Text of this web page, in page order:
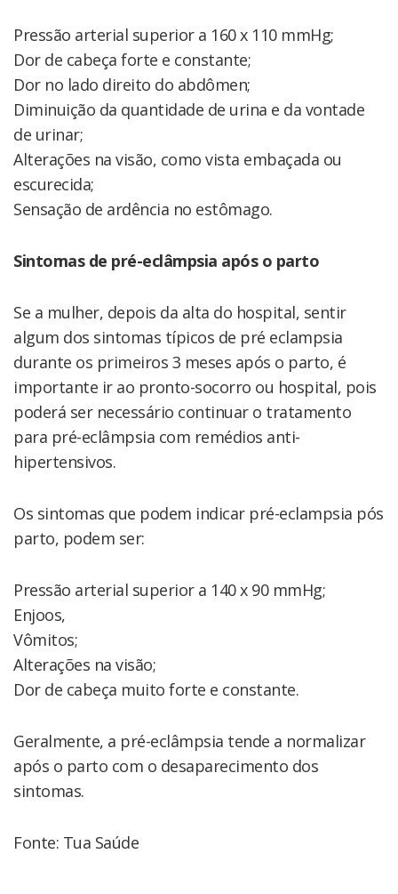
Pressão arterial superior a 160 x 110 mmHg;
Dor de cabeça forte e constante;
Dor no lado direito do abdômen;
Diminuição da quantidade de urina e da vontade
de urinar;
Alterações na visão, como vista embaçada ou
escurecida;
Sensação de ardência no estômago.
Sintomas de pré-eclâmpsia após o parto
Se a mulher, depois da alta do hospital, sentir
algum dos sintomas típicos de pré eclampsia
durante os primeiros 3 meses após o parto, é
importante ir ao pronto-socorro ou hospital, pois
poderá ser necessário continuar o tratamento
para pré-eclâmpsia com remédios anti-
hipertensivos.
Os sintomas que podem indicar pré-eclampsia pós
parto, podem ser:
Pressão arterial superior a 140 x 90 mmHg;
Enjoos,
Vômitos;
Alterações na visão;
Dor de cabeça muito forte e constante.
Geralmente, a pré-eclâmpsia tende a normalizar
após o parto com o desaparecimento dos
sintomas.
Fonte: Tua Saúde